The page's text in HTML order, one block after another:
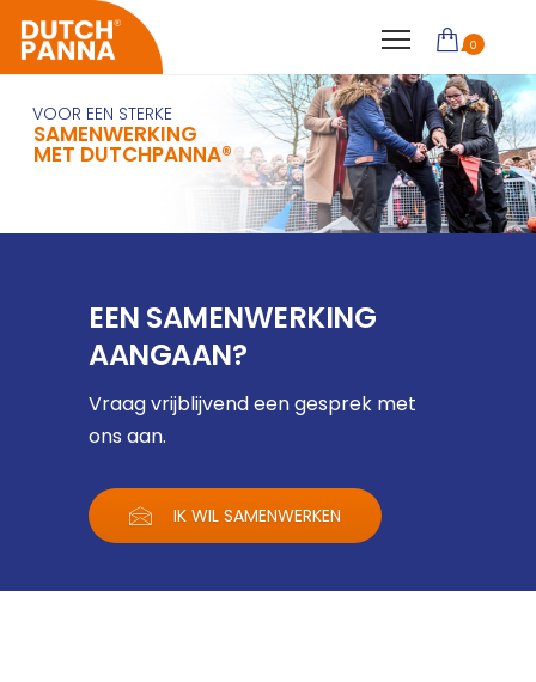
0
VOOR EEN STERKE
SAMENWERKING
MET DUTCHPANNA®
EEN SAMENWERKING
AANGAAN?
Vraag vrijblijvend een gesprek met
ons aan.
IK WIL SAMENWERKEN